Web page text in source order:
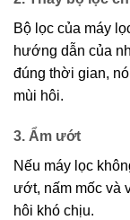
Bộ lọc của máy
hướng dẫn của
đúng thời gian,
mùi hôi.
3. Ẩm ướt
Nếu máy lọc
ướt, nấm mốc và
hôi khó chịu.